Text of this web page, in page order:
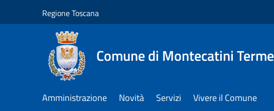
Regione Toscana
Comune di Montecatini Terme
Amministrazione Novità Servizi Vivere il Comune